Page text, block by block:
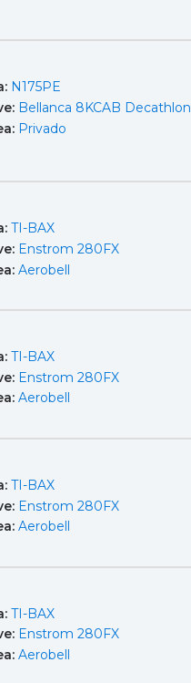
N175PE
Bellanca 8KCAB Decathlon
Privado
TI-BAX
Enstrom 280FX
Aerobell
TI-BAX
Enstrom 280FX
Aerobell
TI-BAX
Enstrom 280FX
Aerobell
TI-BAX
Enstrom 280FX
Aerobell